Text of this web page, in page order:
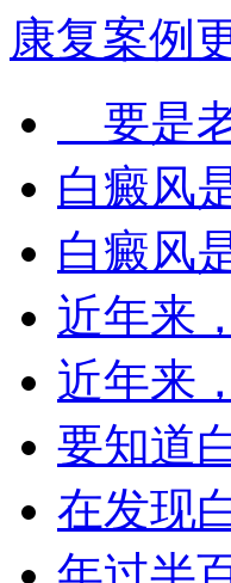
康复案例
要是
白癜风
白癜风
近年来
近年来
要知道
在发现